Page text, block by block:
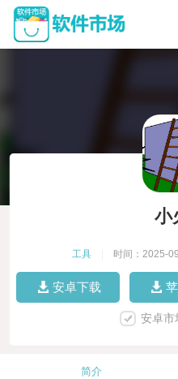
小
工具 时间：2025-
安卓下载
安卓市
简介